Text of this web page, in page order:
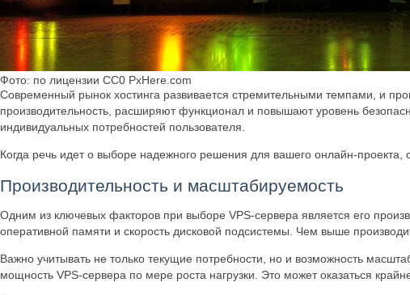
Фото: по лицензии СС0 PxHere.com
Современный рынок хостинга развивается стремительными темпами, и
производительность, расширяют функционал и повышают уровень
индивидуальных потребностей пользователя.
Когда речь идет о выборе надежного решения для вашего онлайн-проекта,
Производительность и масштабируемость
Одним из ключевых факторов при выборе VPS-сервера является его
оперативной памяти и скорость дисковой подсистемы. Чем выше
Важно учитывать не только текущие потребности, но и возможность
мощность VPS-сервера по мере роста нагрузки. Это может оказаться